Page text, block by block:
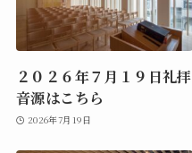
２０２６年７月１９日礼拝
音源はこちら
2026年7月19日